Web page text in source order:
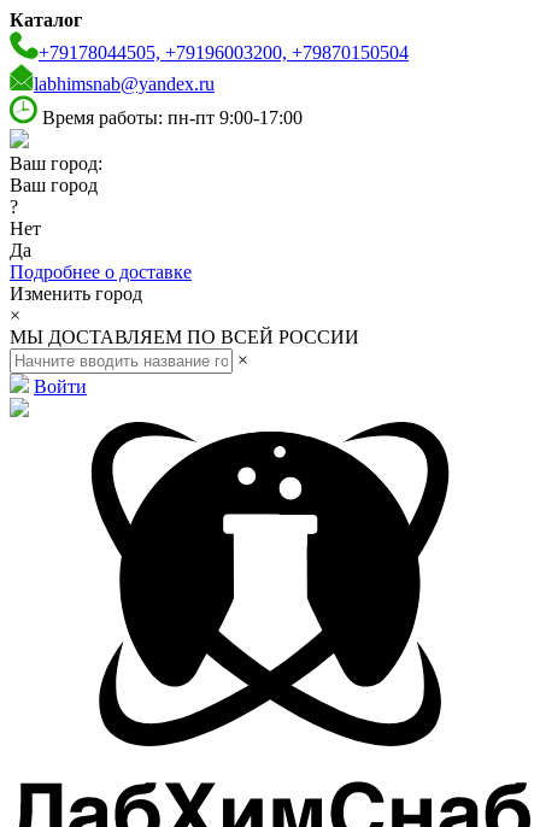
Каталог
+79178044505, +79196003200, +79870150504
labhimsnab@yandex.ru
Время работы: пн-пт 9:00-17:00
Ваш город:
Ваш город
?
Нет
Да
Подробнее о доставке
Изменить город
×
МЫ ДОСТАВЛЯЕМ ПО ВСЕЙ РОССИИ
×
Войти